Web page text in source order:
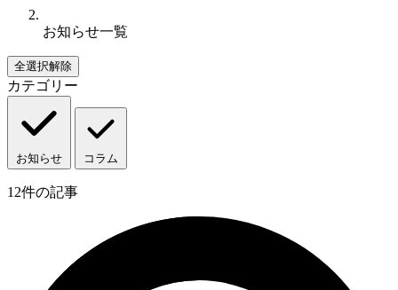
お知らせ一覧
全選択解除
カテゴリー
お知らせ コラム
12件の記事